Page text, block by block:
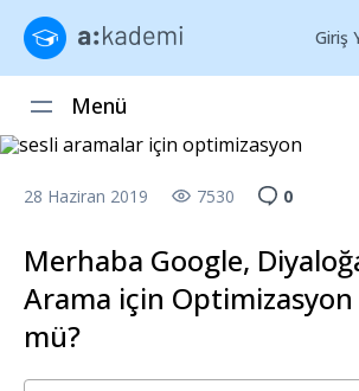
Giriş
Menü
28 Haziran 2019 7530 0
Merhaba Google,
Arama için
mü?